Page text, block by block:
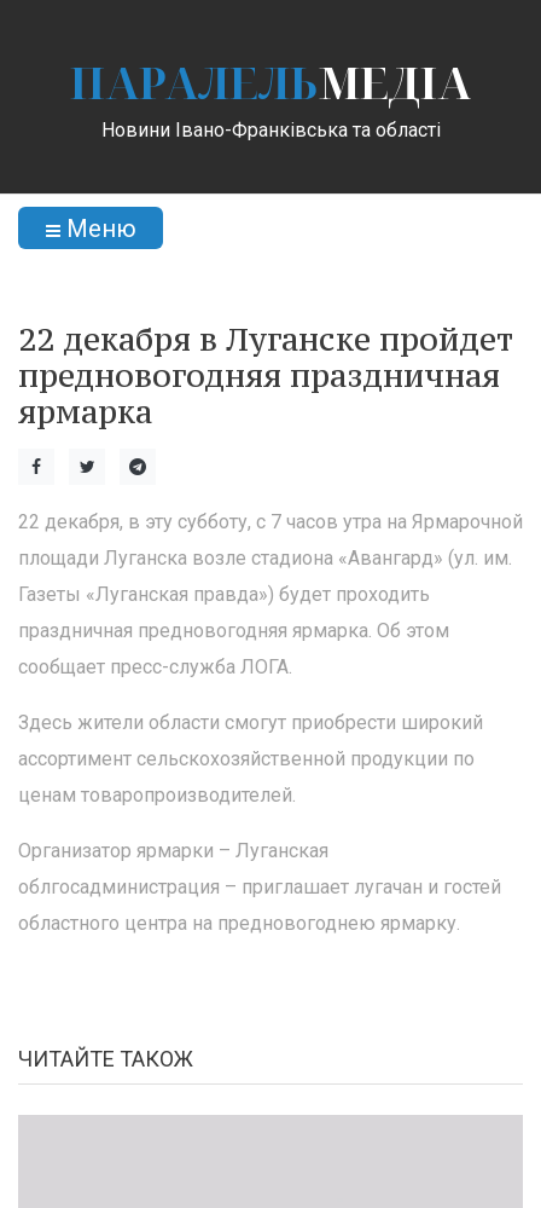
ПАРАЛЕЛЬМЕДІА
Новини Івано-Франківська та області
Меню
22 декабря в Луганске пройдет
предновогодняя праздничная
ярмарка
22 декабря, в эту субботу, с 7 часов утра на Ярмарочной
площади Луганска возле стадиона «Авангард» (ул. им.
Газеты «Луганская правда») будет проходить
праздничная предновогодняя ярмарка. Об этом
сообщает пресс-служба ЛОГА.
Здесь жители области смогут приобрести широкий
ассортимент сельскохозяйственной продукции по
ценам товаропроизводителей.
Организатор ярмарки – Луганская
облгосадминистрация – приглашает лугачан и гостей
областного центра на предновогоднею ярмарку.
ЧИТАЙТЕ ТАКОЖ